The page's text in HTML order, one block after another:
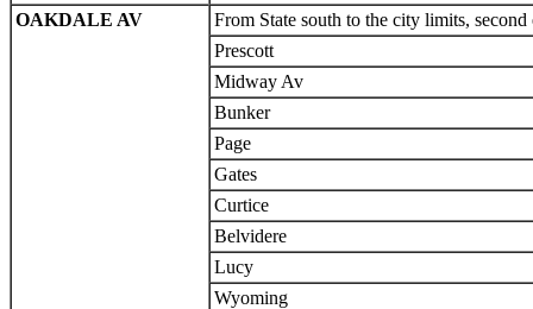
OAKDALE AV
From State south to the city limits,
Prescott
Midway Av
Bunker
Page
Gates
Curtice
Belvidere
Lucy
Wyoming